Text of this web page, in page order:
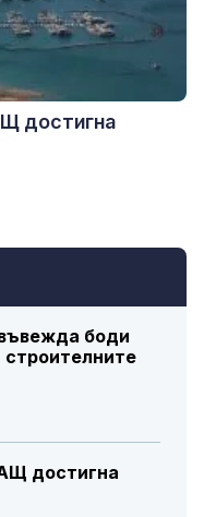
боди
строителните
достигна
достигна